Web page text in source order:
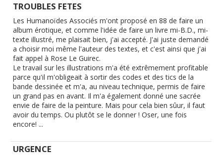
TROUBLES FETES
Les Humanoïdes Associés m'ont proposé en 88 de faire un
album érotique, et comme l'idée de faire un livre mi-B.D., mi-
texte illustré, me plaisait bien, j'ai accepté. J'ai juste demandé
a choisir moi même l'auteur des textes, et c'est ainsi que j'ai
fait appel à Rose Le Guirec.
Le travail sur les illustrations m'a été extrêmement profitable
parce qu'il m'obligeait à sortir des codes et des tics de la
bande dessinée et m'a, au niveau technique, permis de faire
un grand pas en avant. Il m'a également donné une sacrée
envie de faire de la peinture. Mais pour cela bien sûur, il faut
avoir du temps. Ou plutôt se le donner ! Oser, une fois
encore! ...
URGENCE